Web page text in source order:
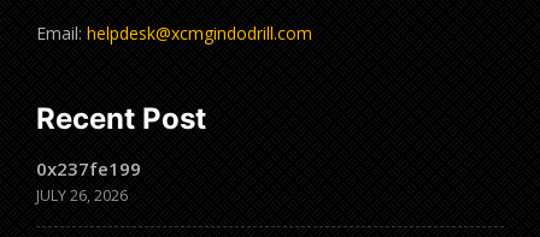
Email: helpdesk@xcmgindodrill.com
Recent Post
0x237fe199
JULY 26, 2026